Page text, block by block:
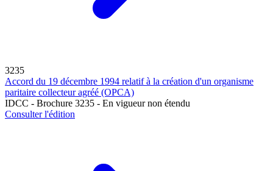
3235
Accord du 19 décembre 1994 relatif à la création d'un organisme
paritaire collecteur agréé (OPCA)
IDCC - Brochure 3235 - En vigueur non étendu
Consulter l'édition